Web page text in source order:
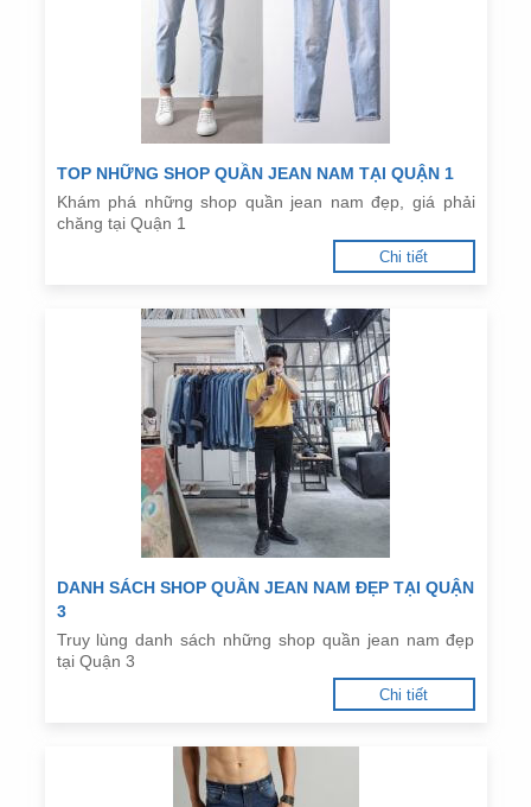
TOP NHỮNG SHOP QUẦN JEAN NAM TẠI QUẬN 1
Khám phá những shop quần jean nam đẹp, giá phải
chăng tại Quận 1
Chi tiết
DANH SÁCH SHOP QUẦN JEAN NAM ĐẸP TẠI QUẬN
3
Truy lùng danh sách những shop quần jean nam đẹp
tại Quận 3
Chi tiết